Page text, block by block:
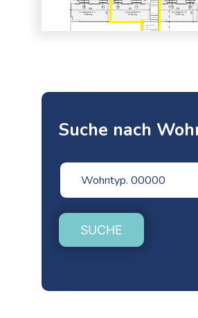
Suche nach
SUCHE